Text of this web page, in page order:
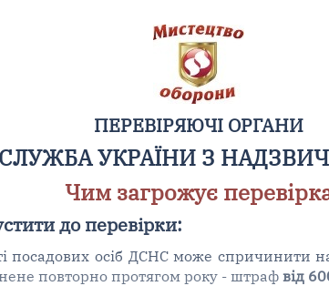
ПЕРЕВІРЯЮЧІ ОРГАНИ
УКРАЇНИ З
Чим загрожує
до перевірки:
посадових осіб ДСНС може спричинити
повторно протягом року - штраф від